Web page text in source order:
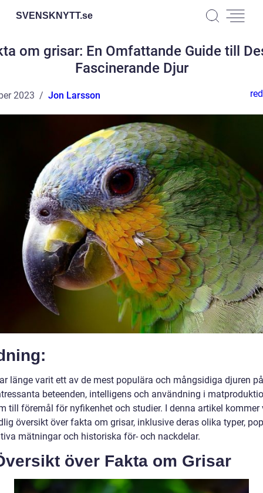
SVENSKNYTT.se
om grisar: En Omfattande Guide till
Fascinerande Djur
2023 Jon Larsson
länge varit ett av de mest populära och mångsidiga djuren
beteenden, intelligens och användning i
till föremål för nyfikenhet och studier. I denna artikel kommer
översikt över fakta om grisar, inklusive deras olika typer,
mätningar och historiska för- och nackdelar.
över Fakta om Grisar